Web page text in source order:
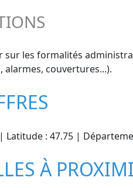
les formalités
couvertures...).
Latitude : 47.75 |
À